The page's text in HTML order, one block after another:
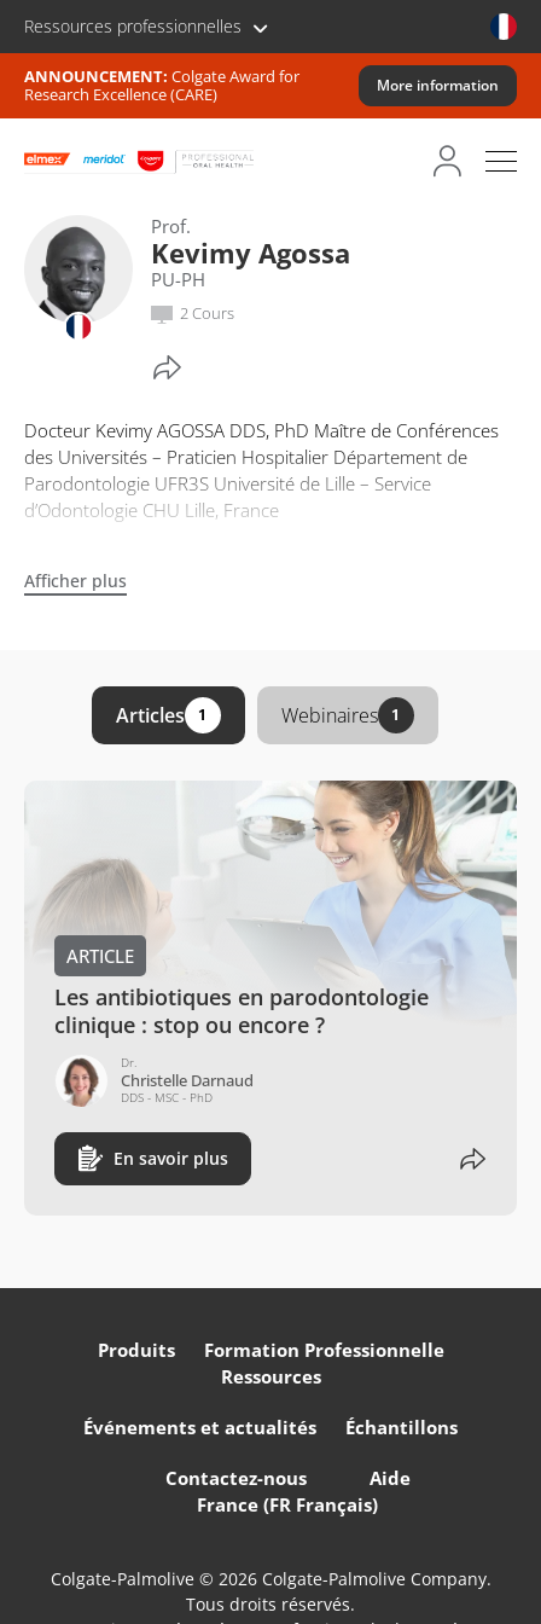
Ressources professionnelles
ANNOUNCEMENT: Colgate Award for
Research Excellence (CARE)
More information
Prof.
Kevimy Agossa
PU-PH
2 Cours
Docteur Kevimy AGOSSA DDS, PhD Maître de Conférences
des Universités – Praticien Hospitalier Département de
Parodontologie UFR3S Université de Lille – Service
d’Odontologie CHU Lille, France
Afficher plus
Articles 1 Webinaires 1
ARTICLE
Les antibiotiques en parodontologie
clinique : stop ou encore ?
Dr.
Christelle Darnaud
DDS - MSC - PhD
En savoir plus
Produits
Formation Professionnelle
Ressources
Événements et actualités Échantillons
Contactez-nous
Aide
France (FR Français)
Colgate-Palmolive © 2026 Colgate-Palmolive Company.
Tous droits réservés.